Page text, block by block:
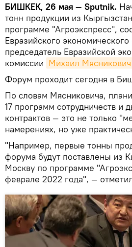
БИШКЕК, 26 мая — Sputnik.
тонн продукции из
программе "Агроэкспресс",
Евразийского
председатель Евразийской
комиссии Михаил Мясникович
Форум проходит сегодня в
По словам Мясниковича,
17 программ сотрудничеств и
контрактов — это не только
намерениях, но уже
"Например, первые тонны
форума будут поставлены из
Москву по программе
феврале 2022 года", —